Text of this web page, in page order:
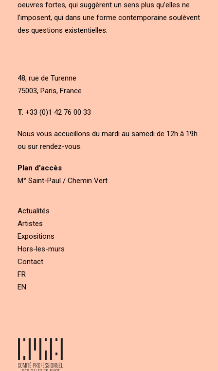
oeuvres fortes, qui suggèrent un sens plus qu’elles ne
l’imposent, qui dans une forme contemporaine soulèvent
des questions existentielles.
48, rue de Turenne
75003, Paris, France
T. +33 (0)1 42 76 00 33
Nous vous accueillons du mardi au samedi de 12h à 19h
ou sur rendez-vous.
Plan d’accès
M° Saint-Paul / Chemin Vert
Actualités
Artistes
Expositions
Hors-les-murs
Contact
FR
EN